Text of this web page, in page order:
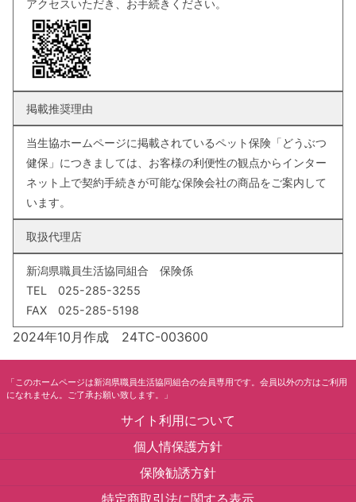
アクセスいただき、お手続きください。
掲載推奨理由
当生協ホームページに掲載されているペット保険「どうぶつ
健保」につきましては、お客様の利便性の観点からインター
ネット上で契約手続きが可能な保険会社の商品をご案内して
います。
取扱代理店
新潟県職員生活協同組合 保険係
TEL 025-285-3255
FAX 025-285-5198
2024年10月作成 24TC-003600
「このホームページは新潟県職員生活協同組合の会員専用です。会員以外の方はご利用
になれません。ご了承お願い致します。」
サイト利用について
個人情保護方針
保険勧誘方針
特定商取引法に関する表示